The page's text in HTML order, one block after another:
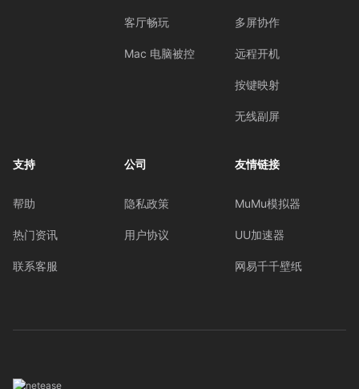
客厅畅玩
Mac 电脑被控
多屏协作
远程开机
按键映射
无线副屏
支持
帮助
热门资讯
联系客服
公司
隐私政策
用户协议
友情链接
MuMu模拟器
UU加速器
网易千千壁纸